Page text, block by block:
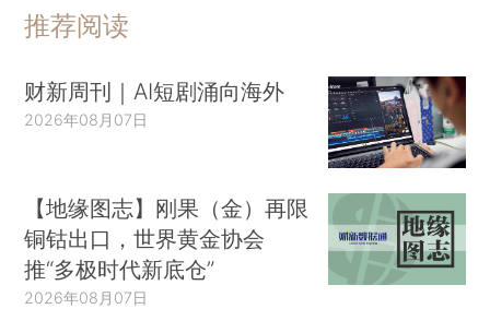
推荐阅读
财新周刊｜AI短剧涌向海外
2026年08月07日
【地缘图志】刚果（金）再限
铜钴出口，世界黄金协会
推“多极时代新底仓”
2026年08月07日